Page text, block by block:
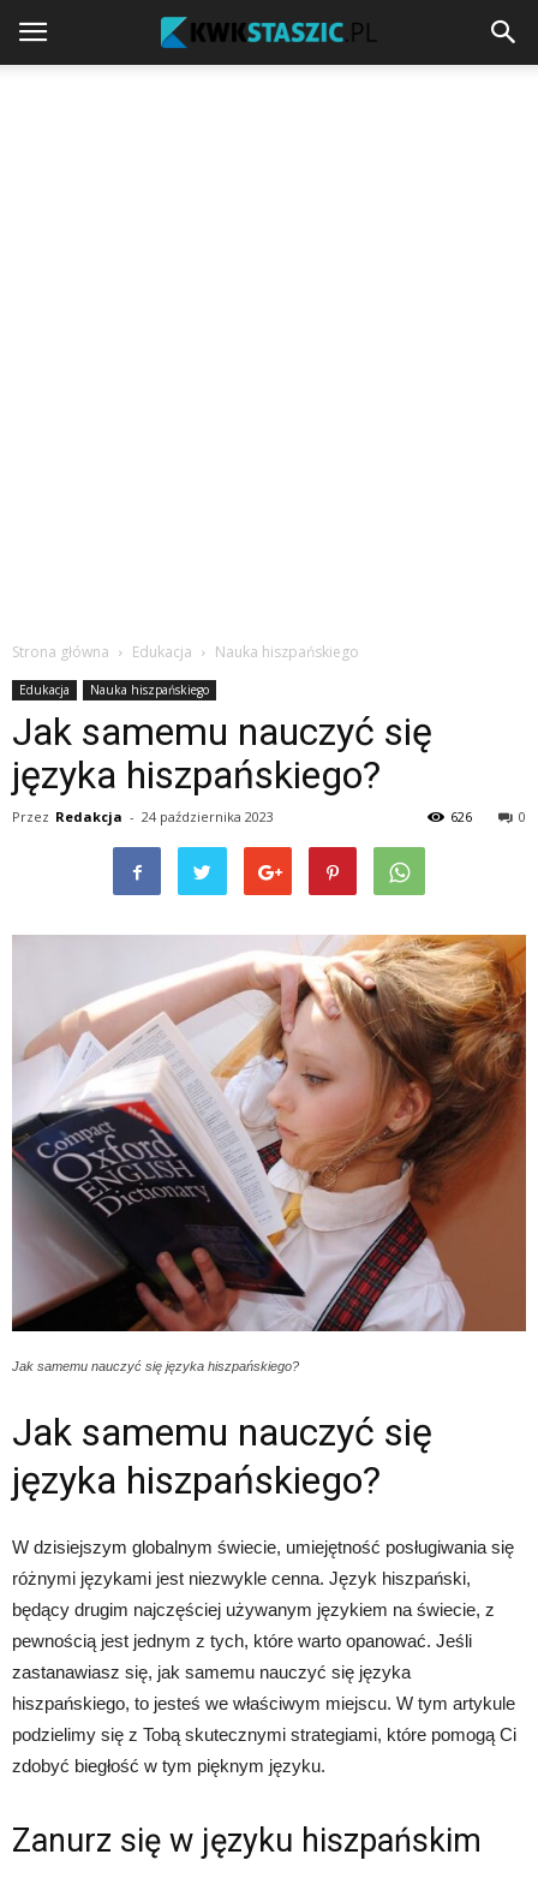
Strona główna Edukacja Nauka hiszpańskiego
Edukacja Nauka hiszpańskiego
Jak samemu nauczyć się
języka hiszpańskiego?
Przez Redakcja - 24 października 2023 0
626
Jak samemu nauczyć się języka hiszpańskiego?
Jak samemu nauczyć się
języka hiszpańskiego?
W dzisiejszym globalnym świecie, umiejętność posługiwania się
różnymi językami jest niezwykle cenna. Język hiszpański,
będący drugim najczęściej używanym językiem na świecie, z
pewnością jest jednym z tych, które warto opanować. Jeśli
zastanawiasz się, jak samemu nauczyć się języka
hiszpańskiego, to jesteś we właściwym miejscu. W tym artykule
podzielimy się z Tobą skutecznymi strategiami, które pomogą Ci
zdobyć biegłość w tym pięknym języku.
Zanurz się w języku hiszpańskim